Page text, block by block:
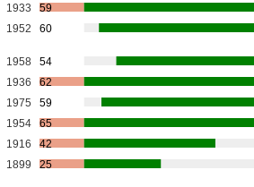
1933
59
1952 60
1958
54
1936
62
1975
59
1954
65
1916
42
1899 25